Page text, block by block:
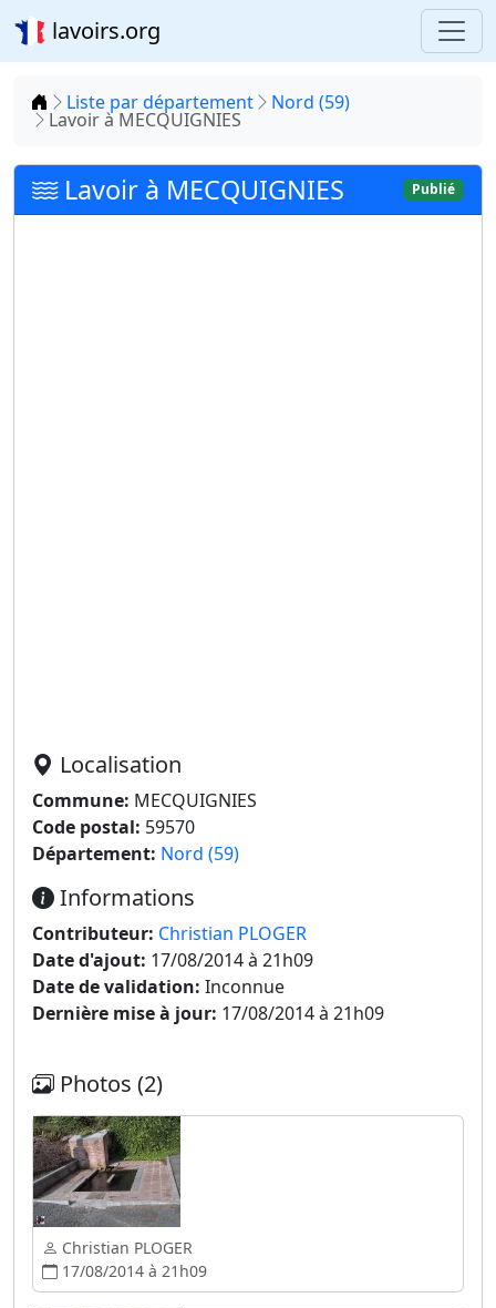
lavoirs.org
Accueil
Liste par département Nord (59)
Lavoir à MECQUIGNIES
Lavoir à MECQUIGNIES Publié
Localisation
Commune: MECQUIGNIES
Code postal: 59570
Département: Nord (59)
Informations
Contributeur: Christian PLOGER
Date d'ajout: 17/08/2014 à 21h09
Date de validation: Inconnue
Dernière mise à jour: 17/08/2014 à 21h09
Photos (2)
Christian PLOGER
17/08/2014 à 21h09